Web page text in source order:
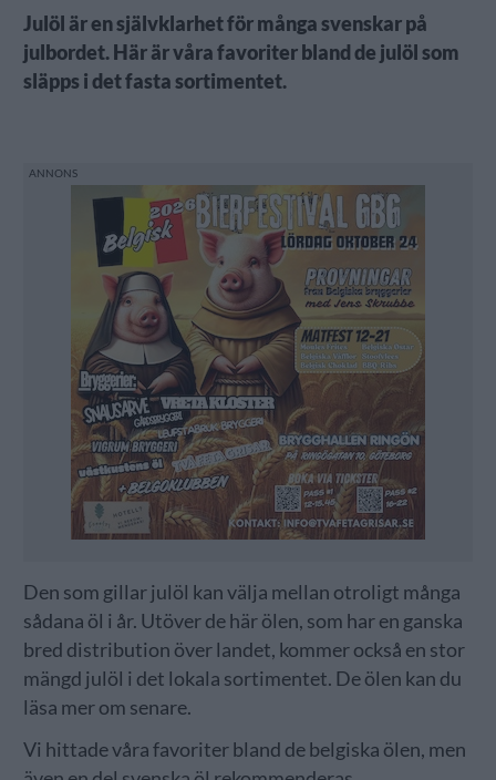
Julöl är en självklarhet för många svenskar på
julbordet. Här är våra favoriter bland de julöl som
släpps i det fasta sortimentet.
Den som gillar julöl kan välja mellan otroligt många
sådana öl i år. Utöver de här ölen, som har en ganska
bred distribution över landet, kommer också en stor
mängd julöl i det lokala sortimentet. De ölen kan du
läsa mer om senare.
Vi hittade våra favoriter bland de belgiska ölen, men